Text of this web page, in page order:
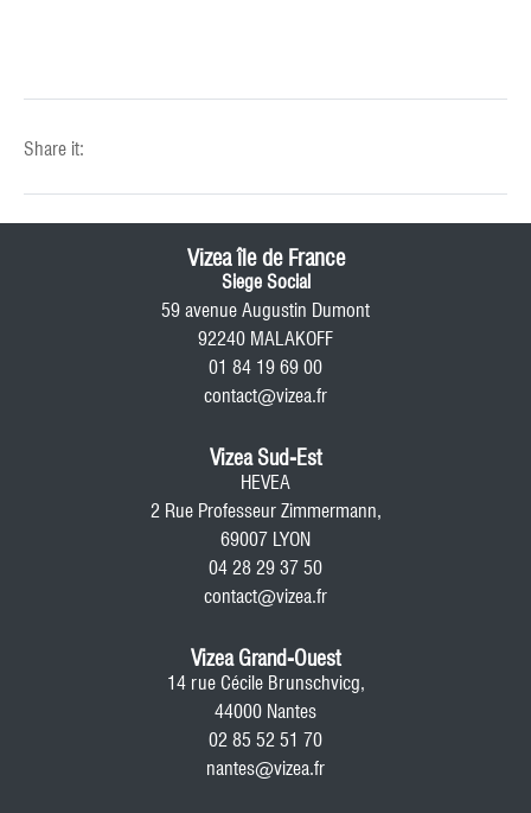
Share it:
Vizea île de France
Siege Social
59 avenue Augustin Dumont
92240 MALAKOFF
01 84 19 69 00
contact@vizea.fr
Vizea Sud-Est
HEVEA
2 Rue Professeur Zimmermann,
69007 LYON
04 28 29 37 50
contact@vizea.fr
Vizea Grand-Ouest
14 rue Cécile Brunschvicg,
44000 Nantes
02 85 52 51 70
nantes@vizea.fr